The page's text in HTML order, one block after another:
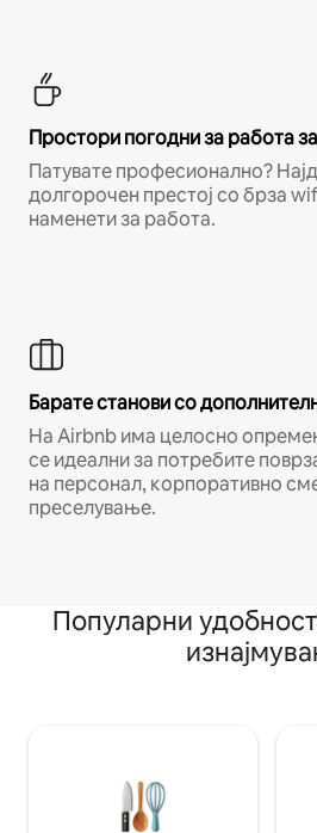
Простори погодни за работа
Патувате професионално?
долгорочен престој со брза
наменети за работа.
Барате станови со
На Airbnb има целосно
се идеални за потребите
на персонал, корпоративно
преселување.
Популарни